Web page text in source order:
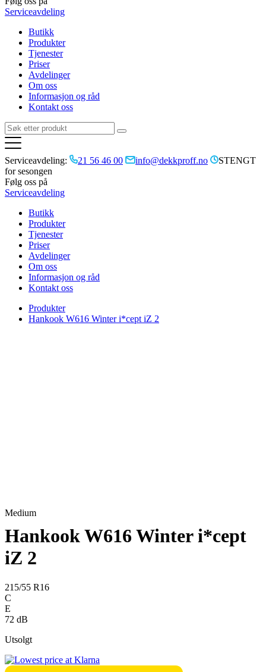
Serviceavdeling
Butikk
Produkter
Tjenester
Priser
Avdelinger
Om oss
Informasjon og råd
Kontakt oss
Serviceavdeling: 21 56 46 00 info@dekkproff.no
STENGT
for sesongen
Følg oss på
Serviceavdeling
Butikk
Produkter
Tjenester
Priser
Avdelinger
Om oss
Informasjon og råd
Kontakt oss
Produkter
Hankook W616 Winter i*cept iZ 2
Medium
Hankook W616 Winter i*cept
iZ 2
215/55 R16
C
E
72 dB
Utsolgt